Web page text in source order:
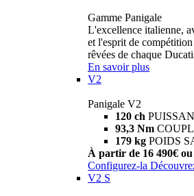
Gamme Panigale
L'excellence italienne,
et l'esprit de
rêvées de chaque
En savoir plus
V2
Panigale V2
120 ch
93,3 Nm
179 kg POIDS
À partir de 16 490€ ou
Configurez-la
V2 S